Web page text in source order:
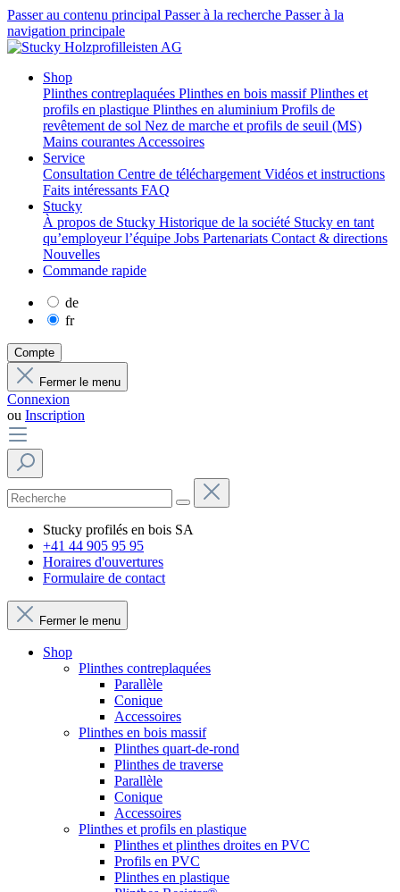
Passer au contenu principal Passer à la recherche Passer à la
navigation principale
Shop
Plinthes contreplaquées Plinthes en bois massif Plinthes et
profils en plastique Plinthes en aluminium Profils de
revêtement de sol Nez de marche et profils de seuil (MS)
Mains courantes Accessoires
Service
Consultation Centre de téléchargement Vidéos et instructions
Faits intéressants FAQ
Stucky
À propos de Stucky Historique de la société Stucky en tant
qu’employeur l’équipe Jobs Partenariats Contact & directions
Nouvelles
Commande rapide
de
fr
Compte
Fermer le menu
Connexion
ou Inscription
Stucky profilés en bois SA
+41 44 905 95 95
Horaires d'ouvertures
Formulaire de contact
Fermer le menu
Shop
Plinthes contreplaquées
Parallèle
Conique
Accessoires
Plinthes en bois massif
Plinthes quart-de-rond
Plinthes de traverse
Parallèle
Conique
Accessoires
Plinthes et profils en plastique
Plinthes et plinthes droites en PVC
Profils en PVC
Plinthes en plastique